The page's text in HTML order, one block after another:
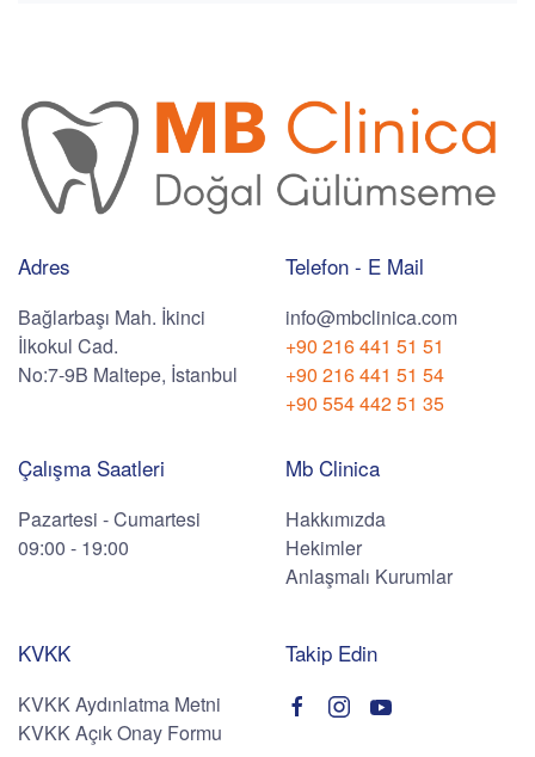
Adres
Bağlarbaşı Mah. İkinci
İlkokul Cad.
No:7-9B Maltepe, İstanbul
Telefon - E Mail
info@mbclinica.com
+90 216 441 51 51
+90 216 441 51 54
+90 554 442 51 35
Çalışma Saatleri
Pazartesi - Cumartesi
09:00 - 19:00
Mb Clinica
Hakkımızda
Hekimler
Anlaşmalı Kurumlar
KVKK
KVKK Aydınlatma Metni
KVKK Açık Onay Formu
Takip Edin